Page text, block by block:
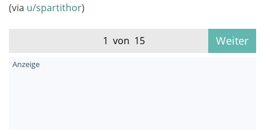
(via u/spartithor)
1 von 15 Weiter